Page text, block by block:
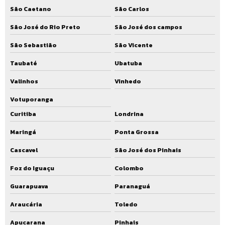
Serviço de reparo de estação de tratamento de esgoto
Reforma de ete
Reforma de ete preço
Reforma de ete valor
Reforma de ete custo
Reforma de ete orçamento
Empresa de reforma de ete
Serviço de reforma de ete
São Caetano
São Carlos
São José do Rio Preto
São José dos campos
São Sebastião
São Vicente
Taubaté
Ubatuba
Valinhos
Vinhedo
Votuporanga
Curitiba
Londrina
Maringá
Ponta Grossa
Cascavel
São José dos Pinhais
Foz do Iguaçu
Colombo
Guarapuava
Paranaguá
Araucária
Toledo
Apucarana
Pinhais